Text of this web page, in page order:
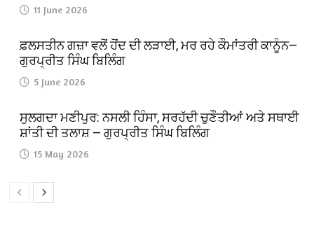
11 June 2026
ਫ਼ਲਸਤੀਨ ਗਜ਼ਾ ਵਲੋਂ ਹੋਂਦ ਦੀ ਲੜਾਈ, ਮਰ ਰਹੇ ਕੌਮਾਂਤਰੀ ਕਾਨੂੰਨ—
ਗੁਰਪ੍ਰੀਤ ਸਿੰਘ ਬਿਲਿੰਗ
5 June 2026
ਸੁਲਗਦਾ ਮਣੀਪੁਰ: ਨਸਲੀ ਹਿੰਸਾ, ਸਰਹੱਦੀ ਚੁਣੌਤੀਆਂ ਅਤੇ ਸਥਾਈ
ਸ਼ਾਂਤੀ ਦੀ ਤਲਾਸ਼ — ਗੁਰਪ੍ਰੀਤ ਸਿੰਘ ਬਿਲਿੰਗ
15 May 2026